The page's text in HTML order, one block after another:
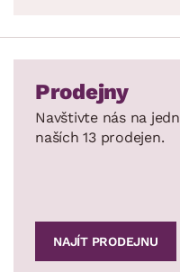
Prodejny
Navštivte nás na
naších 13 prodejen.
NAJÍT PRODEJNU